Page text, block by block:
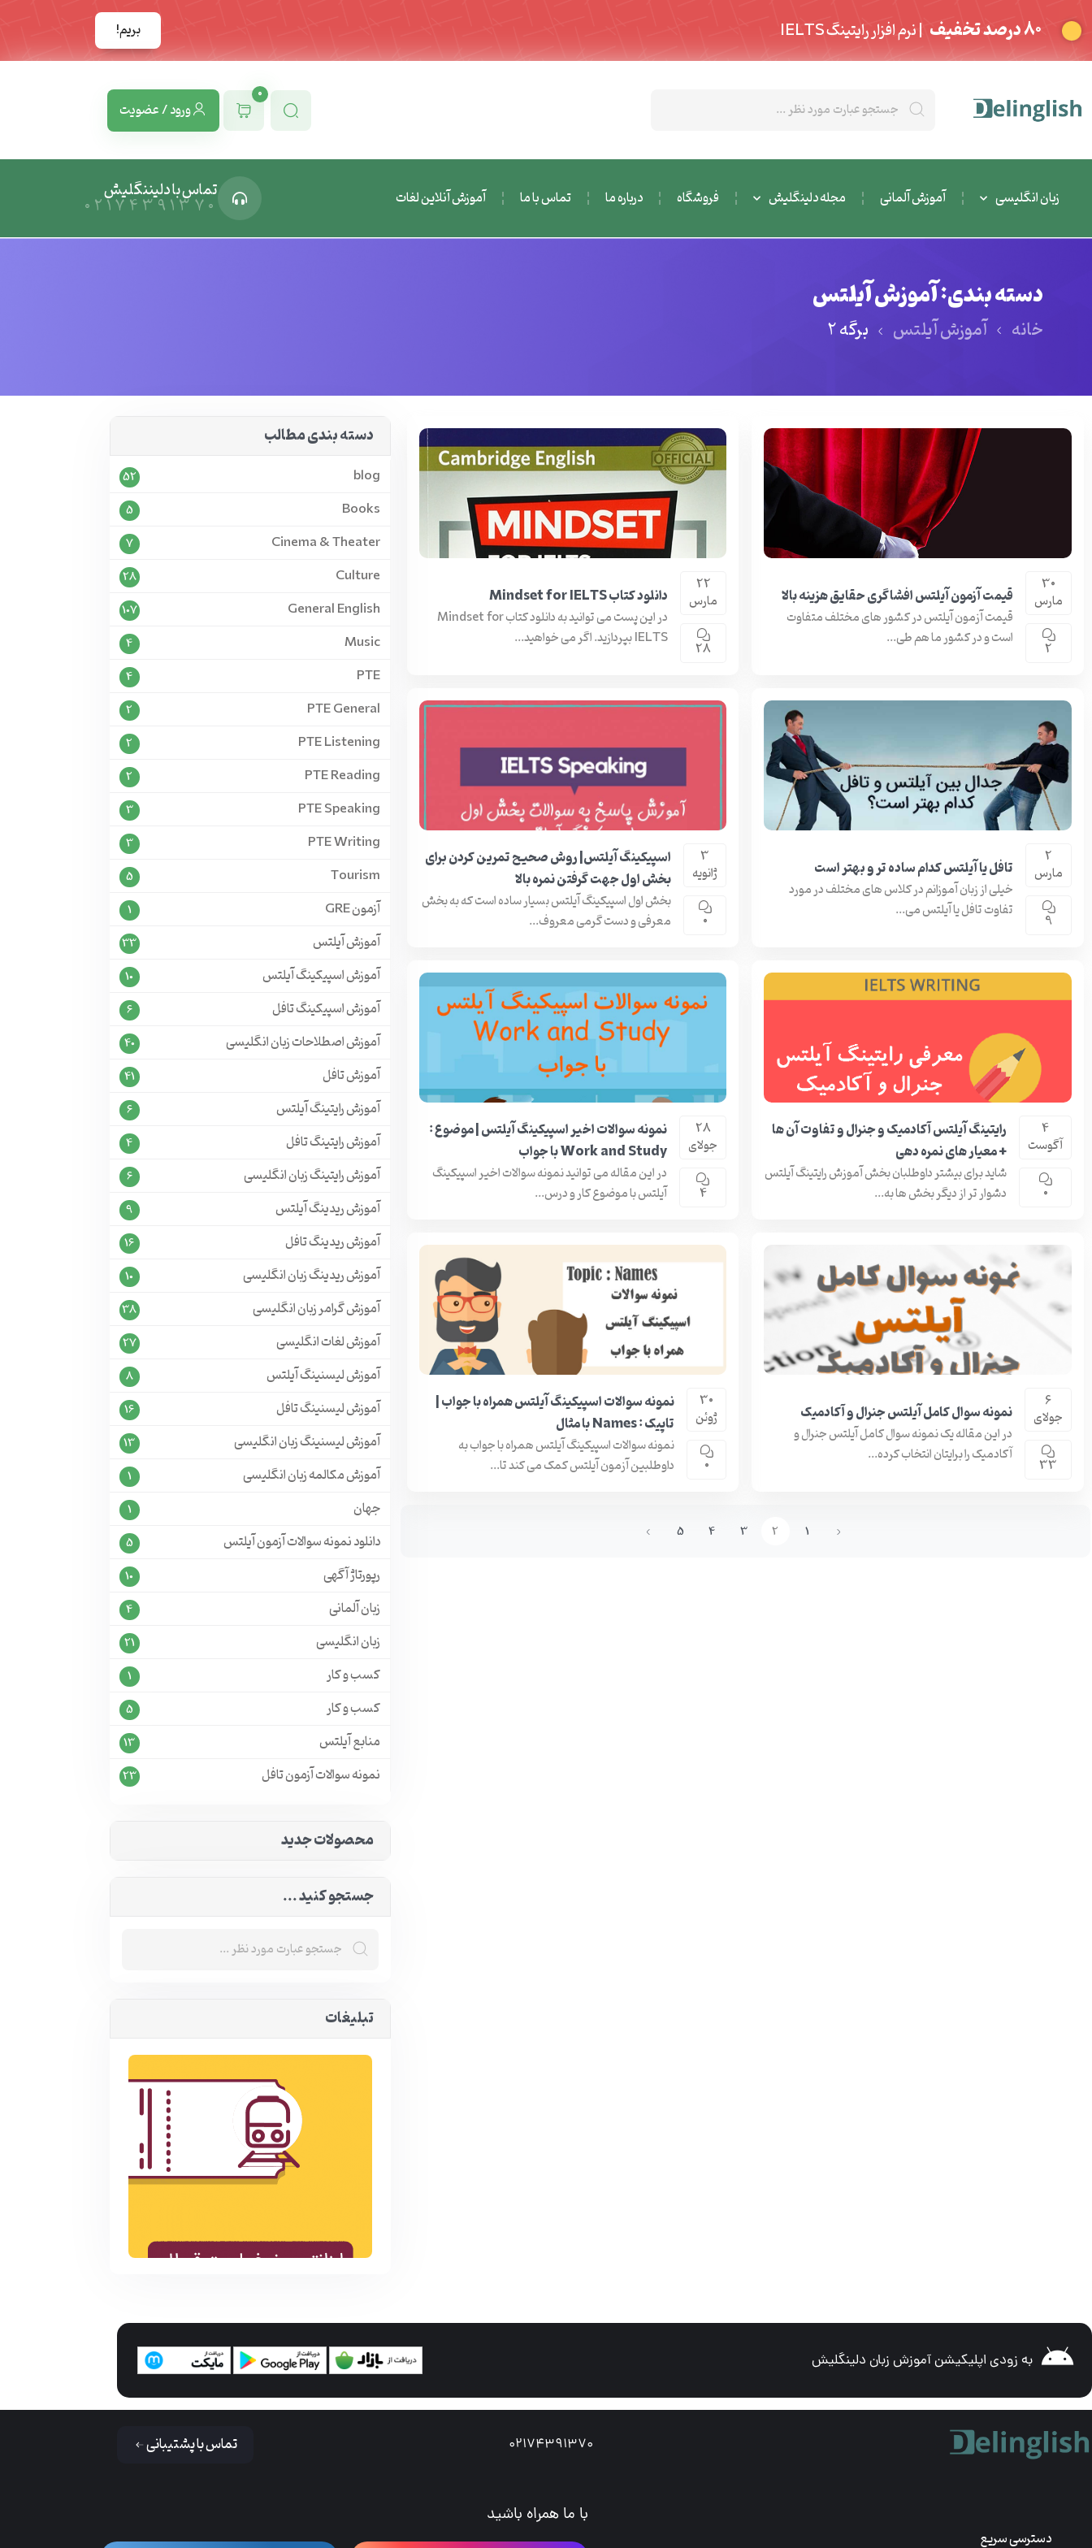
80 درصد تخفیف | نرم افزار رایتینگ IELTS بریم!
0
ورود / عضویت
زبان انگلیسی آموزش آلمانی مجله دلینگلیش فروشگاه درباره ما تماس با ما آموزش آنلاین لغات تماس با دلیننگلیش
02174391370
دسته بندی: آموزش آیلتس
خانه آموزش آیلتس برگه 2
30
مارس
2
قیمت آزمون آیلتس افشاگری حقایق هزینه بالا
قیمت آزمون آیلتس در کشور های مختلف متفاوت
است و در کشور ما هم طی...
22
مارس
28
دانلود کتاب Mindset for IELTS
در این پست می توانید به دانلود کتاب Mindset for
IELTS بپردازید. اگر می خواهید...
2
مارس
9
تافل یا آیلتس کدام ساده تر و بهتر است
خیلی از زبان آموزانم در کلاس های مختلف در مورد
تفاوت تافل یا آیلتس می...
3
ژانویه
0
اسپیکینگ آیلتس| روش صحیح تمرین کردن برای
بخش اول جهت گرفتن نمره بالا
بخش اول اسپیکینگ آیلتس بسیار ساده است که به بخش
معرفی و دست گرمی معروف...
4
آگوست
0
رایتینگ آیلتس آکادمیک و جنرال و تفاوت آن ها
+ معیار های نمره دهی
شاید برای بیشتر داوطلبان بخش آموزش رایتینگ آیلتس
دشوار تر از دیگر بخش ها به...
28
جولای
4
نمونه سوالات اخیر اسپیکینگ آیلتس | موضوع :
Work and Study با جواب
در این مقاله می توانید نمونه سوالات اخیر اسپیکینگ
آیلتس با موضوع کار و درس...
6
جولای
33
نمونه سوال کامل آیلتس جنرال و آکادمیک
در این مقاله یک نمونه سوال کامل آیلتس جنرال و
آکادمیک را برایتان انتخاب کرده...
30
ژوئن
0
نمونه سوالات اسپیکینگ آیلتس همراه با جواب |
تاپیک : Names با مثال
نمونه سوالات اسپیکینگ آیلتس همراه با جواب به
داوطلبین آزمون آیلتس کمک می کند تا...
1
2
3
4
5
دسته بندی مطالب
blog
52
Books
5
Cinema & Theater
7
Culture
28
General English
107
Music
4
PTE
4
PTE General
2
PTE Listening
2
PTE Reading
2
PTE Speaking
3
PTE Writing
3
Tourism
5
آزمون GRE 1
آموزش آیلتس 33
آموزش اسپیکینگ آیلتس 10
آموزش اسپیکینگ تافل 6
آموزش اصطلاحات زبان انگلیسی 40
آموزش تافل 41
آموزش رایتینگ آیلتس 6
آموزش رایتینگ تافل 4
آموزش رایتینگ زبان انگلیسی 6
آموزش ریدینگ آیلتس 9
آموزش ریدینگ تافل 16
آموزش ریدینگ زبان انگلیسی 10
آموزش گرامر زبان انگلیسی 38
آموزش لغات انگلیسی 27
آموزش لیسنینگ آیلتس 8
آموزش لیسنینگ تافل 16
آموزش لیسنینگ زبان انگلیسی 13
آموزش مکالمه زبان انگلیسی 1
جهان 1
دانلود نمونه سوالات آزمون آیلتس 5
رپورتاژ آگهی 10
زبان آلمانی 4
زبان انگلیسی 21
کسب و کار 1
کسب و کار 5
منابع آیلتس 13
نمونه سوالات آزمون تافل 23
محصولات جدید
جستجو کنید ...
تبلیغات
به زودی اپلیکیشن آموزش زبان دلینگلیش
02174391370 تماس با پشتیبانی
دسترسی سریع
با ما همراه باشید